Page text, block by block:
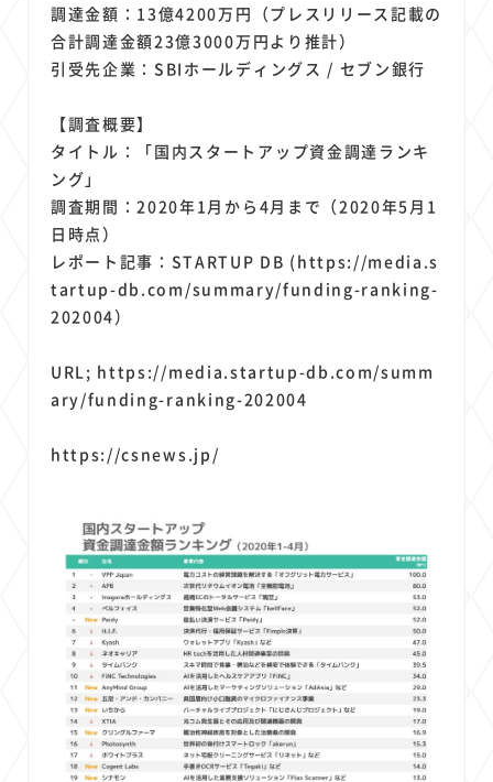
調達金額：13億4200万円（プレスリリース記載の
合計調達金額23億3000万円より推計）
引受先企業：SBIホールディングス / セブン銀行
【調査概要】
タイトル：「国内スタートアップ資金調達ランキ
ング」
調査期間：2020年1月から4月まで（2020年5月1
日時点）
レポート記事：STARTUP DB (https://media.s
tartup-db.com/summary/funding-ranking-
202004）
URL; https://media.startup-db.com/summ
ary/funding-ranking-202004
https://csnews.jp/